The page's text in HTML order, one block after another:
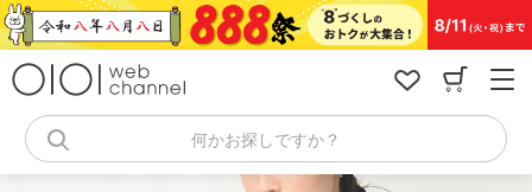
コ
ン
キ
何かお探しですか？